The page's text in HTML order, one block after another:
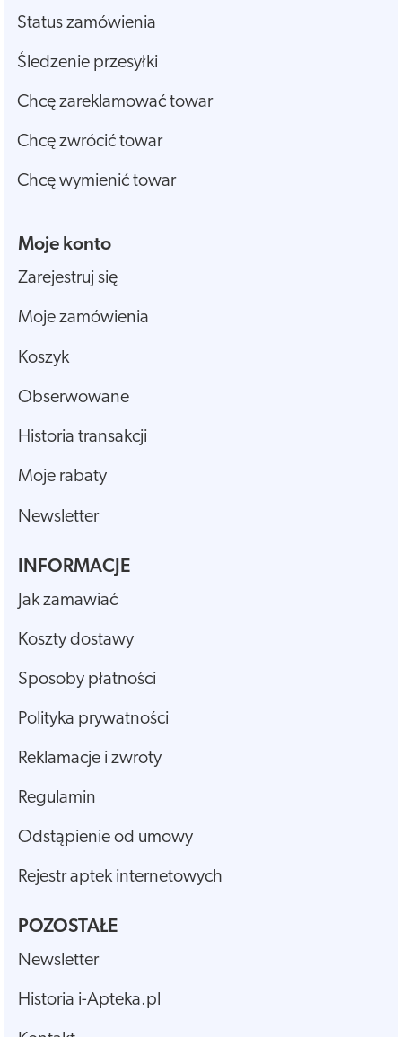
Status zamówienia
Śledzenie przesyłki
Chcę zareklamować towar
Chcę zwrócić towar
Chcę wymienić towar
Moje konto
Zarejestruj się
Moje zamówienia
Koszyk
Obserwowane
Historia transakcji
Moje rabaty
Newsletter
INFORMACJE
Jak zamawiać
Koszty dostawy
Sposoby płatności
Polityka prywatności
Reklamacje i zwroty
Regulamin
Odstąpienie od umowy
Rejestr aptek internetowych
POZOSTAŁE
Newsletter
Historia i-Apteka.pl